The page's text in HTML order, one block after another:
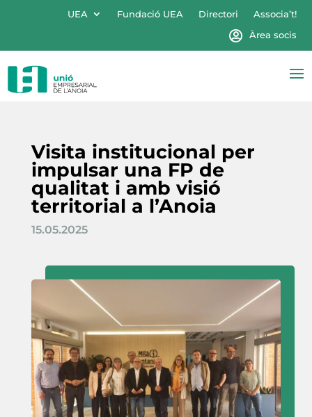
UEA Fundació UEA Directori
Associa’t!
Àrea socis
Visita institucional per
impulsar una FP de
qualitat i amb visió
territorial a l’Anoia
15.05.2025